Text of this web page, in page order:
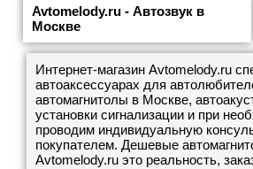
Avtomelody.ru - Автозвук в
Москве
Интернет-магазин Avtomelody.ru
автоаксессуарах для
автомагнитолы в Москве,
установки сигнализации и при
проводим индивидуальную
покупателем. Дешевые
Avtomelody.ru это реальность,